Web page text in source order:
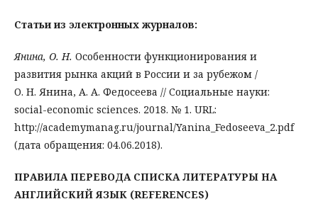
Статьи из электронных журналов:
Янина, О. Н. Особенности функционирования и
развития рынка акций в России и за рубежом /
О. Н. Янина, А. А. Федосеева // Социальные науки:
social-economic sciences. 2018. № 1. URL:
http://academymanag.ru/journal/Yanina_Fedoseeva_2.pdf
(дата обращения: 04.06.2018).
ПРАВИЛА ПЕРЕВОДА СПИСКА ЛИТЕРАТУРЫ НА
АНГЛИЙСКИЙ ЯЗЫК (REFERENCES)